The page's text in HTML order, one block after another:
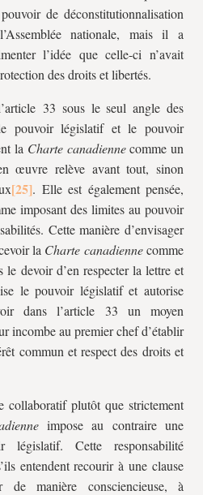
de déconstitutionnalisation
nationale, mais il a
l’idée que celle-ci n’avait
des droits et libertés.
33 sous le seul angle des
pouvoir législatif et le pouvoir
la Charte canadiennecomme un
œuvre relève avant tout, sinon
. Elle est également pensée,
imposant des limites au pouvoir
Cette manière d’envisager
la Charte canadiennecomme
le devoir d’en respecter la lettre et
le pouvoir législatif et autorise
dans l’article 33 un moyen
incombe au premier chef d’établir
commun et respect des droits et
collaboratif plutôt que strictement
impose au contraire une
législatif. Cette responsabilité
entendent recourir à une clause
de manière consciencieuse, à